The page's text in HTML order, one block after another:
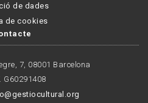
de dades
de cookies
7, 08001 Barcelona
G60291408